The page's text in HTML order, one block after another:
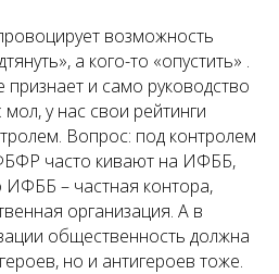
возможность
а кого-то «опустить» .
признает и само руководство
у нас свои рейтинги
Вопрос: под контролем
часто кивают на ИФББ,
ИФББ – частная контора,
организация. А в
общественность должна
но и антигероев тоже.